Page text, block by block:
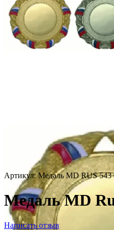
Артикул: Медаль MD RUS 543
Медаль MD
Написать отзыв